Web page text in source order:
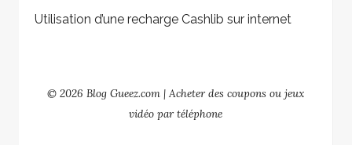
Utilisation d’une recharge Cashlib sur internet
© 2026 Blog Gueez.com | Acheter des coupons ou jeux
vidéo par téléphone